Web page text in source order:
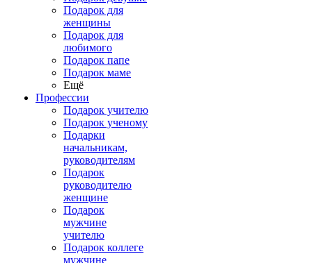
Подарок для
женщины
Подарок для
любимого
Подарок папе
Подарок маме
Ещё
Профессии
Подарок учителю
Подарок ученому
Подарки
начальникам,
руководителям
Подарок
руководителю
женщине
Подарок
мужчине
учителю
Подарок коллеге
мужчине